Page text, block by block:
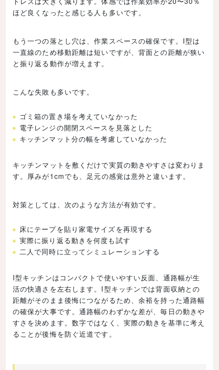
ほど良くなったと感じる人も多いです。
もう一つの落とし穴は、作業スペースの確保です。I型は
一直線のため移動距離は短いですが、背面との距離が狭い
と振り返る動作が増えます。
こんな失敗も多いです。
ゴミ箱の置き場を考えていなかった
電子レンジの開閉スペースを見落とした
キッチンマット分の幅を考慮していなかった
キッチンマットを敷くだけで実質の動きやすさは変わりま
す。厚みが1cmでも、足元の感覚は意外と違います。
対策としては、次のような方法が有効です。
床にテープを貼り家電サイズを再現する
実際に振り返る動きを何度も試す
二人で同時に立ってシミュレーションする
I型キッチンはコンパクトで使いやすい反面、通路幅が生
活の快適さを左右します。I型キッチンでは背面収納との
距離がそのまま後悔につながるため、余裕を持った通路幅
の確保が大事です。通路幅のわずかな差が、毎日の動きや
すさを決めます。数字ではなく、実際の動きを基準に考え
ることが後悔を防ぐ近道です。